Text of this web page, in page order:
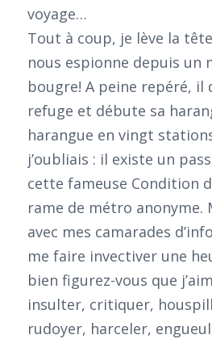
voyage…
Tout à coup, je lève la
nous espionne depuis un
bougre! A peine repéré, il
refuge et débute sa
harangue en vingt
j’oubliais : il existe un
cette fameuse Condition
rame de métro anonyme.
avec mes camarades
me faire invectiver une
bien figurez-vous que
insulter, critiquer,
rudoyer, harceler,